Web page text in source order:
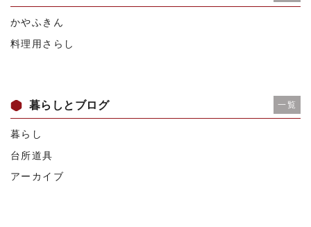
かやふきん
料理用さらし
暮らしとブログ 一覧
暮らし
台所道具
アーカイブ